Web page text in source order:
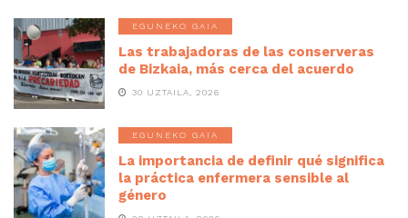
EGUNEKO GAIA
Las trabajadoras de las conserveras
de Bizkaia, más cerca del acuerdo
30 UZTAILA, 2026
EGUNEKO GAIA
La importancia de definir qué significa
la práctica enfermera sensible al
género